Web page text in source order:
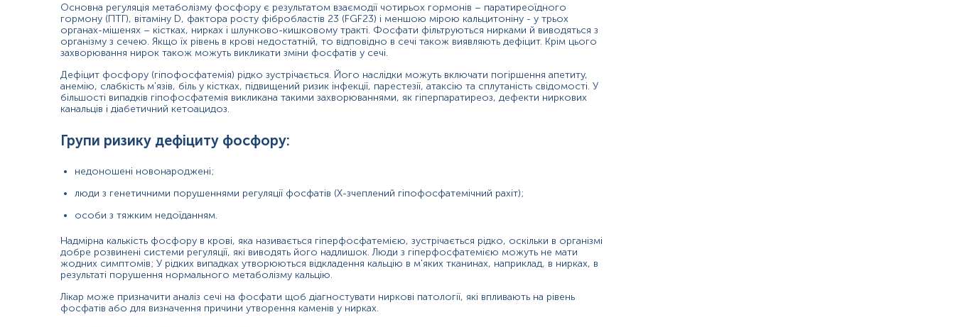
Показання до призначення
Інтерферуючі чинники
Інтерпретація
Діапазон вимірювань
Перерахунок значень
Синоніми
неорганічний фосфор, фосфати
Основна регуляція метаболізму фосфору є результатом взаємодії чотирьох гормонів – паратиреоїдного
гормону (ПТГ), вітаміну D, фактора росту фібробластів 23 (FGF23) і меншою мірою кальцитоніну - у трьох
органах-мішенях – кістках, нирках і шлунково-кишковому тракті. Фосфати фільтруються нирками й виводяться з
організму з сечею. Якщо їх рівень в крові недостатній, то відповідно в сечі також виявляють дефіцит. Крім цього
захворювання нирок також можуть викликати зміни фосфатів у сечі.
Дефіцит фосфору (гіпофосфатемія) рідко зустрічається. Його наслідки можуть включати погіршення апетиту,
анемію, слабкість м'язів, біль у кістках, підвищений ризик інфекції, парестезії, атаксію та сплутаність свідомості. У
більшості випадків гіпофосфатемія викликана такими захворюваннями, як гіперпаратиреоз, дефекти ниркових
канальців і діабетичний кетоацидоз.
Групи ризику дефіциту фосфору:
недоношені новонароджені;
люди з генетичними порушеннями регуляції фосфатів (Х-зчеплений гіпофосфатемічний рахіт);
особи з тяжким недоїданням.
Надмірна калькість фосфору в крові, яка називається гіперфосфатемією, зустрічається рідко, оскільки в організмі
добре розвинені системи регуляції, які виводять його надлишок. Люди з гіперфосфатемією можуть не мати
жодних симптомів; У рідких випадках утворюються відкладення кальцію в м'яких тканинах, наприклад, в нирках, в
результаті порушення нормального метаболізму кальцію.
Лікар може призначити аналіз сечі на фосфати щоб діагностувати ниркові патології, які впливають на рівень
фосфатів або для визначення причини утворення каменів у нирках.